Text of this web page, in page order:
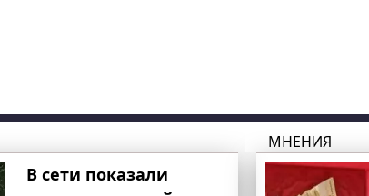
В сети показали
МНЕНИЯ